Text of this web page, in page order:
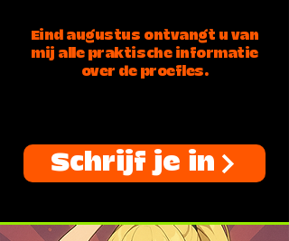
Eind augustus ontvangt u van
mij alle praktische informatie
over de proefles.
Schrijf je in